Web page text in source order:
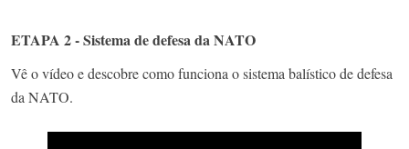
ETAPA 2 - Sistema de defesa da NATO
Vê o vídeo e descobre como funciona o sistema balístico de defesa
da NATO.